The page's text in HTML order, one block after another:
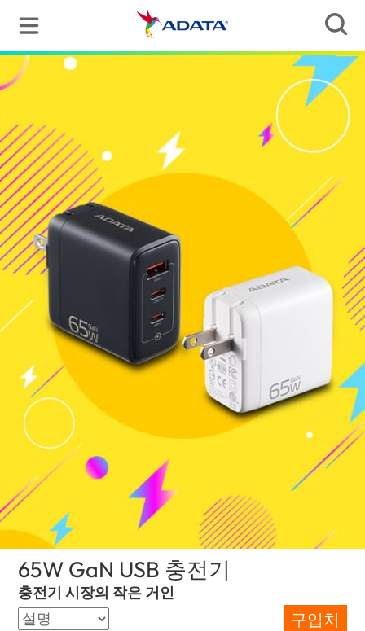
65W GaN USB 충전기
충전기 시장의 작은 거인
구입처